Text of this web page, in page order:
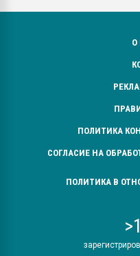
О
ПОЛИТИКА
СОГЛАСИЕ НА
ПОЛИТИКА В